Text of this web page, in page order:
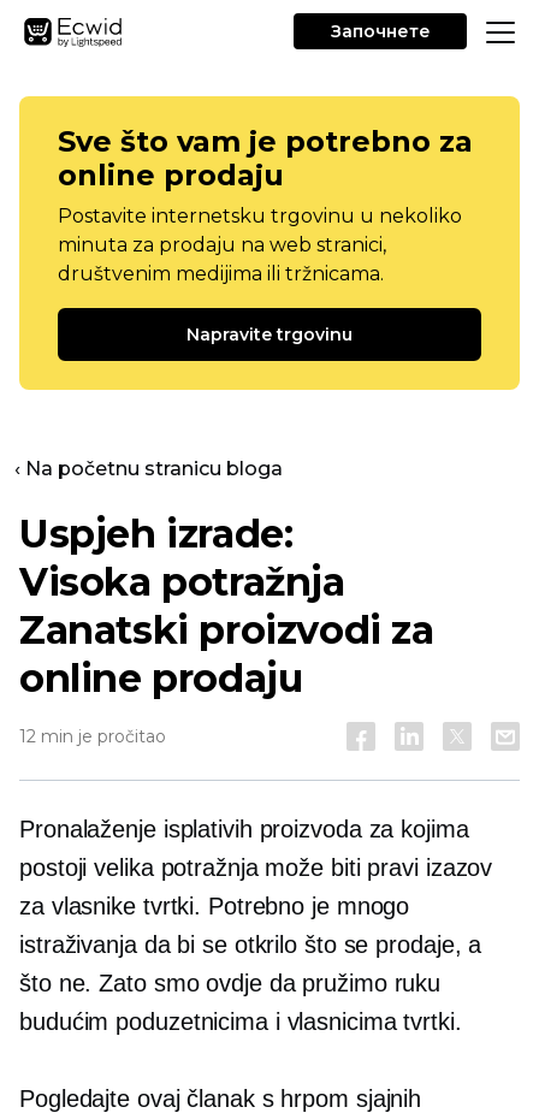
Започнете
Sve što vam je potrebno za
online prodaju
Postavite internetsku trgovinu u nekoliko
minuta za prodaju na web stranici,
društvenim medijima ili tržnicama.
Napravite trgovinu
‹ Na početnu stranicu bloga
Uspjeh izrade:
Visoka potražnja
Zanatski proizvodi za
online prodaju
12 min je pročitao
Pronalaženje isplativih proizvoda za kojima
postoji velika potražnja može biti pravi izazov
za vlasnike tvrtki. Potrebno je mnogo
istraživanja da bi se otkrilo što se prodaje, a
što ne. Zato smo ovdje da pružimo ruku
budućim poduzetnicima i vlasnicima tvrtki.
Pogledajte ovaj članak s hrpom sjajnih